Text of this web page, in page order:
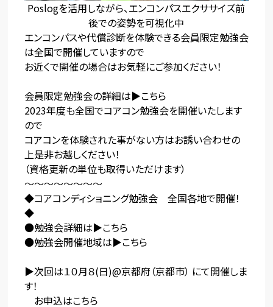
Poslogを活用しながら、エンコンパスエクササイズ前
後での姿勢を可視化中
エンコンパスや代償診断を体験できる会員限定勉強会
は全国で開催していますので
お近くで開催の場合はお気軽にご参加ください！
会員限定勉強会の詳細は▶こちら
2023年度も全国でコアコン勉強会を開催いたします
ので
コアコンを体験された事がない方はお誘い合わせの
上是非お越しください！
（資格更新の単位も取得いただけます）
〜〜〜〜〜〜〜〜
◆コアコンディショニング勉強会 全国各地で開催！
◆
●勉強会詳細は▶こちら
●勉強会開催地域は▶こちら
▶次回は１０月８(日)@京都府（京都市） にて開催しま
す！
お申込はこちら